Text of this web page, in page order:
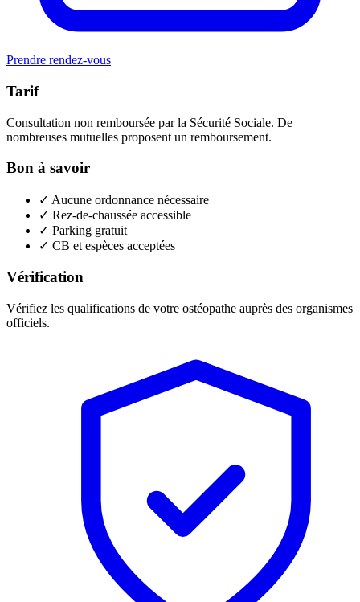
Prendre rendez-vous
Tarif
Consultation non remboursée par la Sécurité Sociale. De
nombreuses mutuelles proposent un remboursement.
Bon à savoir
✓ Aucune ordonnance nécessaire
✓ Rez-de-chaussée accessible
✓ Parking gratuit
✓ CB et espèces acceptées
Vérification
Vérifiez les qualifications de votre ostéopathe auprès des organismes
officiels.